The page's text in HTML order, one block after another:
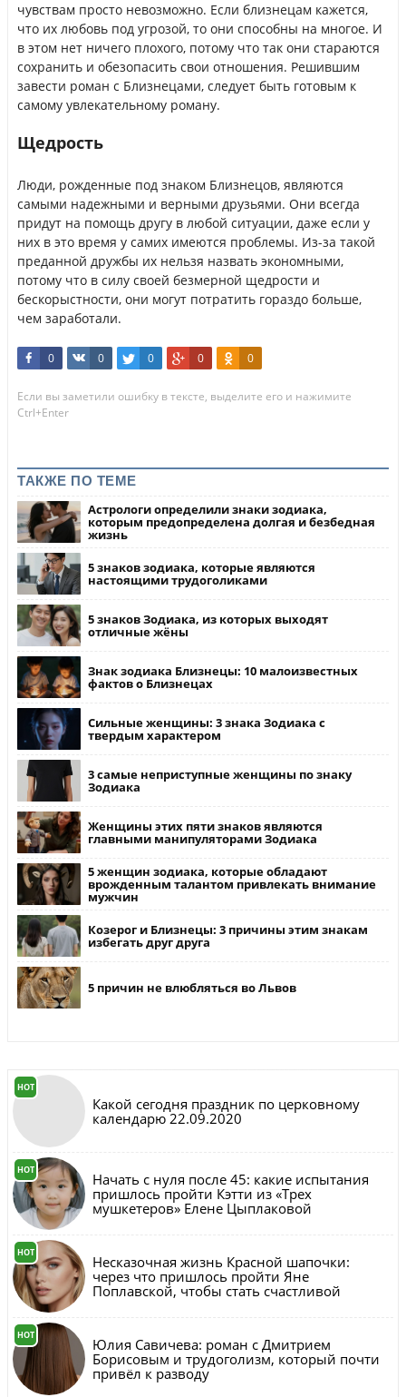
чувствам просто невозможно. Если близнецам кажется,
что их любовь под угрозой, то они способны на многое. И
в этом нет ничего плохого, потому что так они стараются
сохранить и обезопасить свои отношения. Решившим
завести роман с Близнецами, следует быть готовым к
самому увлекательному роману.
Щедрость
Люди, рожденные под знаком Близнецов, являются
самыми надежными и верными друзьями. Они всегда
придут на помощь другу в любой ситуации, даже если у
них в это время у самих имеются проблемы. Из-за такой
преданной дружбы их нельзя назвать экономными,
потому что в силу своей безмерной щедрости и
бескорыстности, они могут потратить гораздо больше,
чем заработали.
0 0 0 0 0
Если вы заметили ошибку в тексте, выделите его и нажимите
Ctrl+Enter
ТАКЖЕ ПО ТЕМЕ
Астрологи определили знаки зодиака,
которым предопределена долгая и безбедная
жизнь
5 знаков зодиака, которые являются
настоящими трудоголиками
5 знаков Зодиака, из которых выходят
отличные жёны
Знак зодиака Близнецы: 10 малоизвестных
фактов о Близнецах
Сильные женщины: 3 знака Зодиака с
твердым характером
3 самые неприступные женщины по знаку
Зодиака
Женщины этих пяти знаков являются
главными манипуляторами Зодиака
5 женщин зодиака, которые обладают
врожденным талантом привлекать внимание
мужчин
Козерог и Близнецы: 3 причины этим знакам
избегать друг друга
5 причин не влюбляться во Львов
HOT
Какой сегодня праздник по церковному
календарю 22.09.2020
HOT
Начать с нуля после 45: какие испытания
пришлось пройти Кэтти из «Трех
мушкетеров» Елене Цыплаковой
HOT
Несказочная жизнь Красной шапочки:
через что пришлось пройти Яне
Поплавской, чтобы стать счастливой
HOT
Юлия Савичева: роман с Дмитрием
Борисовым и трудоголизм, который почти
привёл к разводу